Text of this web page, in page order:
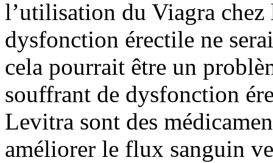
l’utilisation du Viagra chez
dysfonction érectile ne
cela pourrait être un
souffrant de dysfonction
Levitra sont des
améliorer le flux sanguin